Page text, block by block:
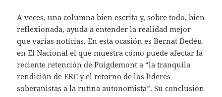
A veces, una columna bien escrita y, sobre todo, bien
reflexionada, ayuda a entender la realidad mejor
que varias noticias. En esta ocasión es Bernat Dedéu
en El Nacional el que muestra cómo puede afectar la
reciente retención de Puigdemont a “la tranquila
rendición de ERC y el retorno de los líderes
soberanistas a la rutina autonomista”. Su conclusión